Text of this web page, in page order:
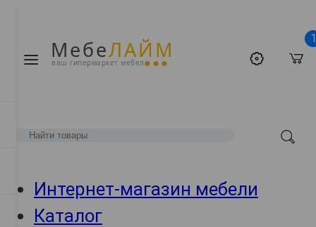
МебеЛАЙМ
ваш гипермаркет мебели
1
Интернет-магазин мебели
Каталог